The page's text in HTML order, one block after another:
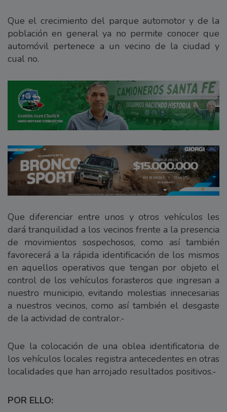
Que el crecimiento del parque automotor y de la
población en general ya no permite conocer que
automóvil pertenece a un vecino de la ciudad y
cual no.
Que diferenciar entre unos y otros vehículos les
dará tranquilidad a los vecinos frente a la presencia
de movimientos sospechosos, como así también
favorecerá a la rápida identificación de los mismos
en aquellos operativos que tengan por objeto el
control de los vehículos forasteros que ingresan a
nuestro municipio, evitando molestias innecesarias
a nuestros vecinos, como así también el desgaste
de la actividad de contralor.-
Que la colocación de una oblea identificatoria de
los vehículos locales registra antecedentes en otras
localidades que han arrojado resultados positivos.-
POR ELLO: